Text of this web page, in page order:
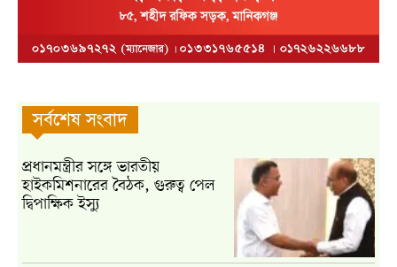
সর্বশেষ সংবাদ
প্রধানমন্ত্রীর সঙ্গে ভারতীয়
হাইকমিশনারের বৈঠক, গুরুত্ব পেল
দ্বিপাক্ষিক ইস্যু